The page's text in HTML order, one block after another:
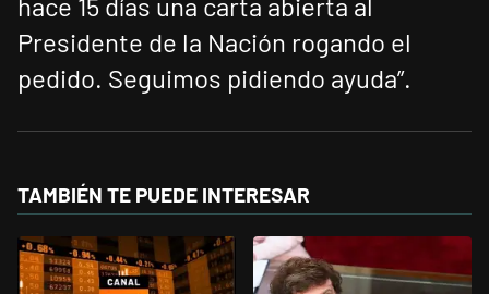
Presidente de la Nación rogando el
pedido. Seguimos pidiendo ayuda”.
TAMBIÉN TE PUEDE INTERESAR